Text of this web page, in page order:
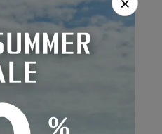
シートベルトの固定
作。機能性と高級感
を持ち合わせたデザ